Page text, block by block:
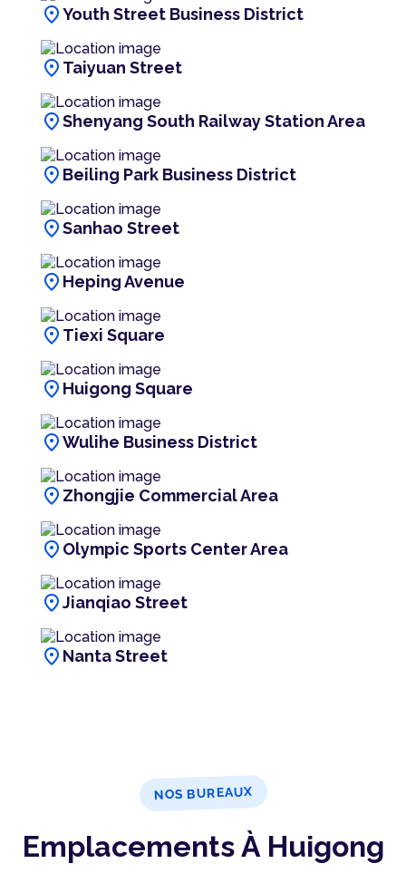
location_onYouth Street Business District
location_on Taiyuan Street
location_onShenyang South Railway Station Area
location_on Beiling Park Business District
location_onSanhao Street
location_on Heping Avenue
location_on Tiexi Square
location_on Huigong Square
location_onWulihe Business District
location_on Zhongjie Commercial Area
location_on Olympic Sports Center Area
location_onJianqiao Street
location_on Nanta Street
NOS BUREAUX
Emplacements À Huigong